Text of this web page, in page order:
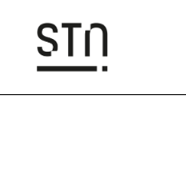
content